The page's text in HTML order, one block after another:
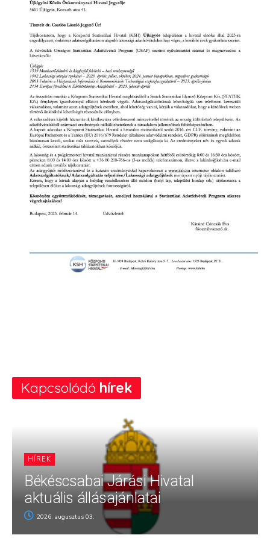
Kapcsolódó hírek
HÍREK
Békéscsabai Járási Hivatal
aktuális állásajánlatai
2026. augusztus 03.